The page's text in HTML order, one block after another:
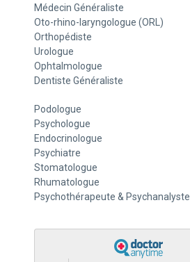
Médecin Généraliste
Oto-rhino-laryngologue (ORL)
Orthopédiste
Urologue
Ophtalmologue
Dentiste Généraliste
Podologue
Psychologue
Endocrinologue
Psychiatre
Stomatologue
Rhumatologue
Psychothérapeute & Psychanalyste